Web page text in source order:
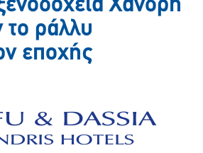
Χανδρή
το ράλλυ
εποχής